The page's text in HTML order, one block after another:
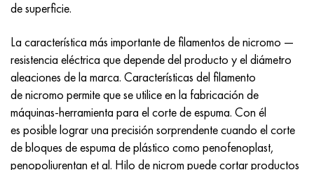
de superficie.
La característica más importante de filamentos de nicromo —
resistencia eléctrica que depende del producto y el diámetro
aleaciones de la marca. Características del filamento
de nicromo permite que se utilice en la fabricación de
máquinas-herramienta para el corte de espuma. Con él
es posible lograr una precisión sorprendente cuando el corte
de bloques de espuma de plástico como penofenoplast,
penopoliurentan et al. Hilo de nicrom puede cortar productos
Nicrofer 6030
Nitronik 40
Nitronik 50
80NM
80NMV-VI
80NHS
XN75TBYu
XN77TYu
XN77TYUR
TS-6
14 titanio
SP-17
1.4574 - Aleación PH 15-7 Mo®
1.4580 - AISI 316Cb
1.4597 - AISI 204Cu
Aleación 28 - 1.4563
20X12VNMF
20Х3FMI
21NKMT
30hgsn2a, 30hgsna
30xn2ma, 30CrNiMo8
30хн3а, 31nicr14